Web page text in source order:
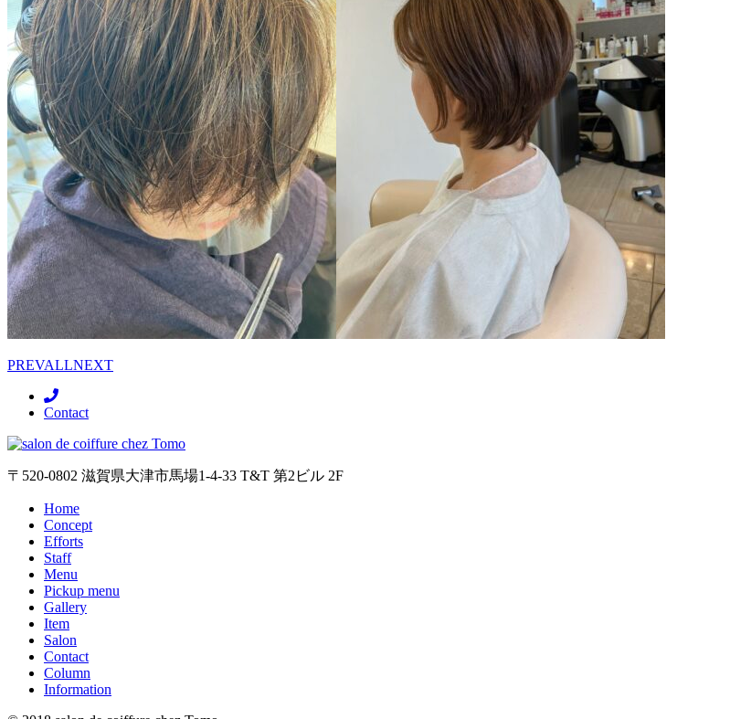
PREVALLNEXT
Contact
〒520-0802 滋賀県大津市馬場1-4-33 T&T 第2ビル 2F
Home
Concept
Efforts
Staff
Menu
Pickup menu
Gallery
Item
Salon
Contact
Column
Information